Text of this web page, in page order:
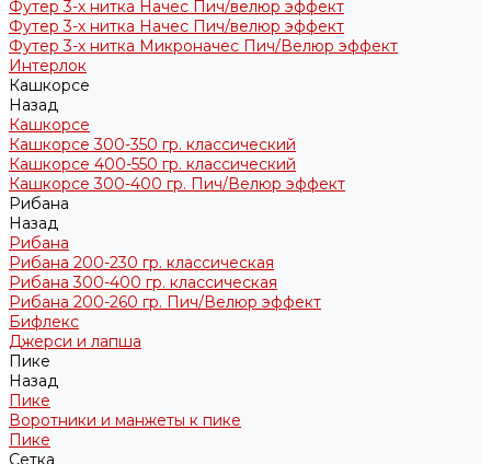
Футер 3-х нитка Начес Пич/велюр эффект
Футер 3-х нитка Начес Пич/велюр эффект
Футер 3-х нитка Микроначес Пич/Велюр эффект
Интерлок
Кашкорсе
Назад
Кашкорсе
Кашкорсе 300-350 гр. классический
Кашкорсе 400-550 гр. классический
Кашкорсе 300-400 гр. Пич/Велюр эффект
Рибана
Назад
Рибана
Рибана 200-230 гр. классическая
Рибана 300-400 гр. классическая
Рибана 200-260 гр. Пич/Велюр эффект
Бифлекс
Джерси и лапша
Пике
Назад
Пике
Воротники и манжеты к пике
Пике
Сетка